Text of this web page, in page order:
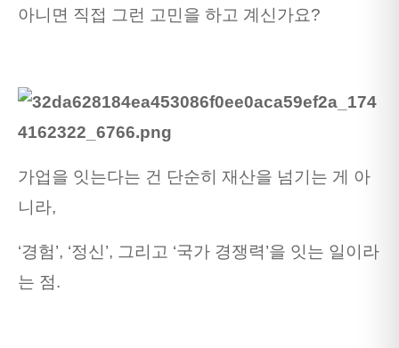
아니면 직접 그런 고민을 하고 계신가요?
가업을 잇는다는 건 단순히 재산을 넘기는 게 아
니라,
‘경험’, ‘정신’, 그리고 ‘국가 경쟁력’을 잇는 일이라
는 점.